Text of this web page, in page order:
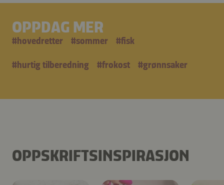
OPPDAG MER
#hovedretter #sommer #fisk
#hurtig tilberedning #frokost #grønnsaker
OPPSKRIFTSINSPIRASJON